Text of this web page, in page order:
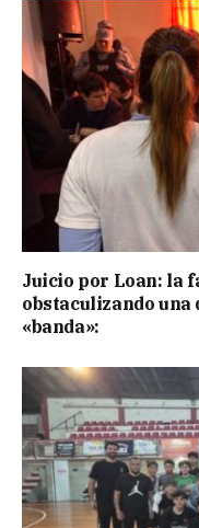
Juicio por Loan: la
obstaculizando
«banda»: